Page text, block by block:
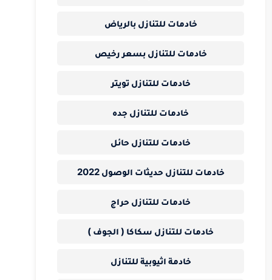
خادمات للتنازل بالرياض
خادمات للتنازل بسعر رخيص
خادمات للتنازل تويتر
خادمات للتنازل جده
خادمات للتنازل حائل
خادمات للتنازل حديثات الوصول 2022
خادمات للتنازل حراج
خادمات للتنازل سكاكا ( الجوف )
خادمة اثيوبية للتنازل